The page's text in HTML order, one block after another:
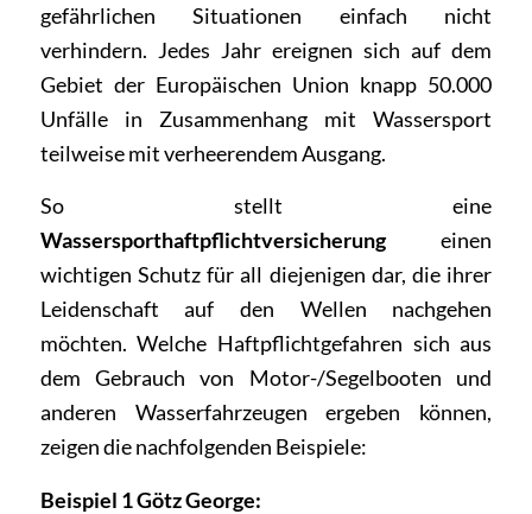
gefährlichen Situationen einfach nicht
verhindern. Jedes Jahr ereignen sich auf dem
Gebiet der Europäischen Union knapp 50.000
Unfälle in Zusammenhang mit Wassersport
teilweise mit verheerendem Ausgang.
So stellt eine
Wassersporthaftpflichtversicherungeinen
wichtigen Schutz für all diejenigen dar, die ihrer
Leidenschaft auf den Wellen nachgehen
möchten. Welche Haftpflichtgefahren sich aus
dem Gebrauch von Motor-/Segelbooten und
anderen Wasserfahrzeugen ergeben können,
zeigen die nachfolgenden Beispiele:
Beispiel 1 Götz George: